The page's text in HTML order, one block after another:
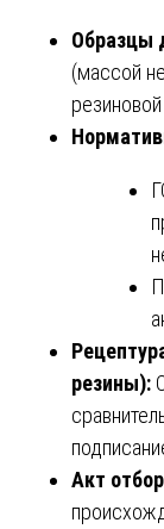
Образцы
(массой
резины):
Акт